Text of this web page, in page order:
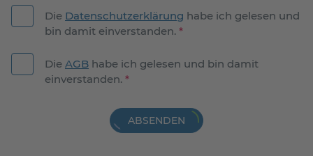
Die Datenschutzerklärung habe ich gelesen und
bin damit einverstanden. *
Die AGB habe ich gelesen und bin damit
einverstanden. *
ABSENDEN